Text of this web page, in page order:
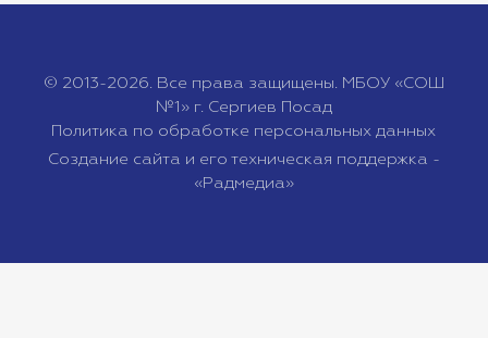
© 2013-2026. Все права защищены. МБОУ «СОШ
№1» г. Сергиев Посад
Политика по обработке персональных данных
Создание сайта и его техническая поддержка -
«Радмедиа»